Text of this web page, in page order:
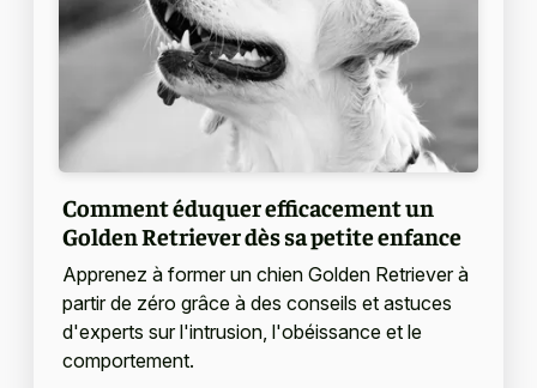
Comment éduquer efficacement un
Golden Retriever dès sa petite enfance
Apprenez à former un chien Golden Retriever à
partir de zéro grâce à des conseils et astuces
d'experts sur l'intrusion, l'obéissance et le
comportement.